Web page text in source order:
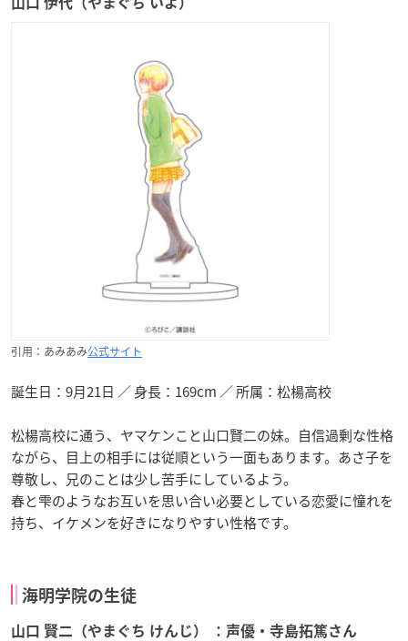
引用：あみあみ公式サイト
誕生日：9月21日 ／ 身長：169cm ／ 所属：松楊高校
松楊高校に通う、ヤマケンこと山口賢二の妹。自信過剰な性格
ながら、目上の相手には従順という一面もあります。あさ子を
尊敬し、兄のことは少し苦手にしているよう。
春と雫のようなお互いを思い合い必要としている恋愛に憧れを
持ち、イケメンを好きになりやすい性格です。
海明学院の生徒
山口 賢二（やまぐち けんじ） ：声優・寺島拓篤さん